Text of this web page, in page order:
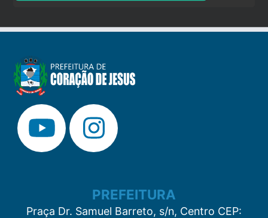
PREFEITURA
Praça Dr. Samuel Barreto, s/n, Centro CEP: